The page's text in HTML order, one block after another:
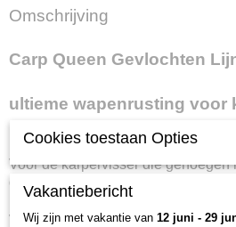
Productcode
B-4-119
0,25 Kg
0,25 Kg
Omschrijving
Carp Queen Gevlochten
ultieme wapenrusting voor
De onzichtbare kracht achter
Voor de karpervisser die genoegen
dan het beste, is er nu Carp Queen
Deze revolutionaire vislijn is
verleggen en jou oog in oog te
Cookies toestaan Opties
Vakantiebericht
Wij zijn met vakantie van 12 juni - 29